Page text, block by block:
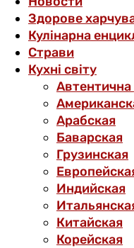
Здорове
Кулінарна
Страви
Кухні світу
Автентична
Арабская
Баварская
Грузинская
Индийская
Китайская
Корейская